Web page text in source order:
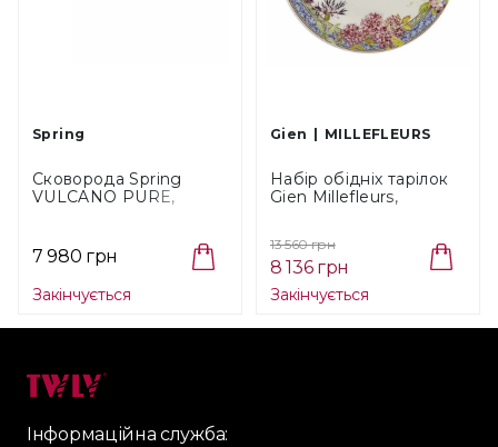
Spring
Сковорода Spring
VULCANO PURE,
7 980 грн
Закінчується
Gien MILLEFLEURS
Набір обідніх тарілок
Gien Millefleurs,
13 560 грн
8 136 грн
Закінчується
Інформаційна служба: